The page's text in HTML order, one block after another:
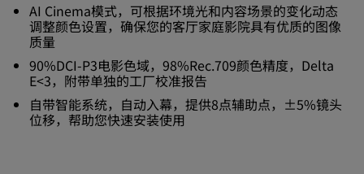
AI Cinema模式，可根据环境光和内容场景的变化动态
调整颜色设置，确保您的客厅家庭影院具有优质的图像
质量
90%DCI-P3电影色域，98%Rec.709颜色精度，Delta
E<3，附带单独的工厂校准报告
自带智能系统，自动入幕，提供8点辅助点，±5%镜头
位移，帮助您快速安装使用